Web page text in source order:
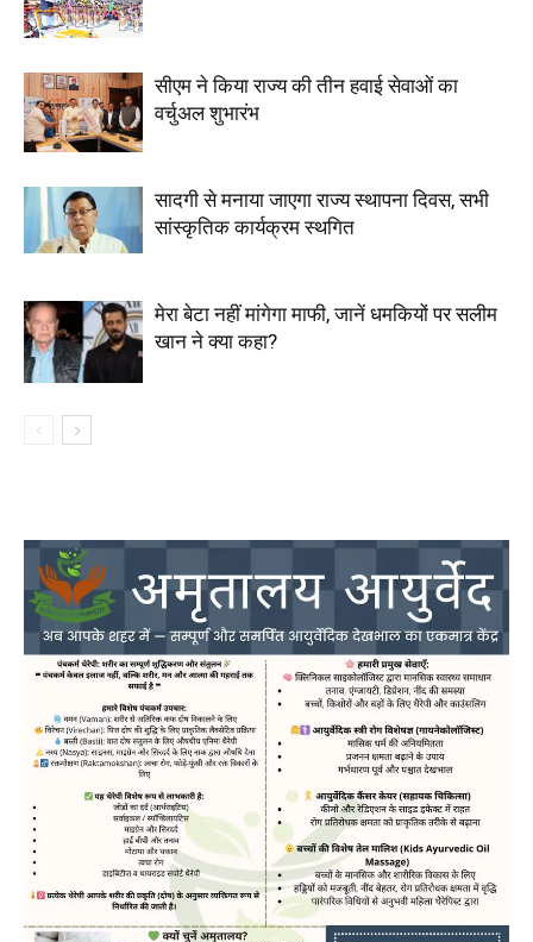
सीएम ने किया राज्य की तीन हवाई सेवाओं का
वर्चुअल शुभारंभ
सादगी से मनाया जाएगा राज्य स्थापना दिवस, सभी
सांस्कृतिक कार्यक्रम स्थगित
मेरा बेटा नहीं मांगेगा माफी, जानें धमकियों पर सलीम
खान ने क्या कहा?